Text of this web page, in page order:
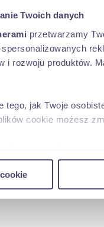
Twoich danych
przetwarzamy
i rozwoju produktów.
tego, jak Twoje
cookie możesz
o tym, jak korzystasz
Partnerzy mogą
z ich usług.